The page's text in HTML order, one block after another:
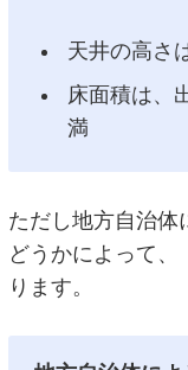
天井の高さ
床面積は、
満
ただし地方自治体
どうかによって
ります。